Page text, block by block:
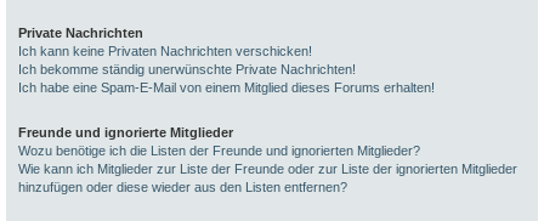
Private Nachrichten
Ich kann keine Privaten Nachrichten verschicken!
Ich bekomme ständig unerwünschte Private Nachrichten!
Ich habe eine Spam-E-Mail von einem Mitglied dieses Forums erhalten!
Freunde und ignorierte Mitglieder
Wozu benötige ich die Listen der Freunde und ignorierten Mitglieder?
Wie kann ich Mitglieder zur Liste der Freunde oder zur Liste der ignorierten Mitglieder
hinzufügen oder diese wieder aus den Listen entfernen?